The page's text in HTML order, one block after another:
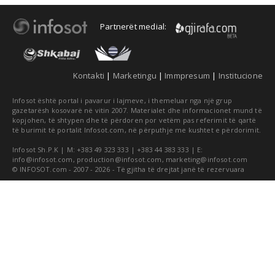
Partnerët medial:
Kontakti | Marketingu | Immpresum | Institucione
Infosot është portal i pavarur i lajmeve, i themeluar nga një grup
gazetarësh kosovarë në vitin 2007. Materialet dhe informacionet mund të
kopjohen, të shtypen dhe të përdoren por vetëm pas referimit të qartë
të burimit të portalit Infosot.com, në përputhje me kushtet e përdorimit.
Infosot Sh.P.K | M: +383 49 323 333 | +383 44 383 333 | E:
info@infosot.com , production@infosot.com , marketing@infosot.com
© INFOSOT.com - 2007 - 2026 - Të gjitha të drejtat janë të rezervuara